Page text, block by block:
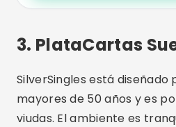
3. PlataCartas
SilverSingles está diseñado
mayores de 50 años y es
viudas. El ambiente es